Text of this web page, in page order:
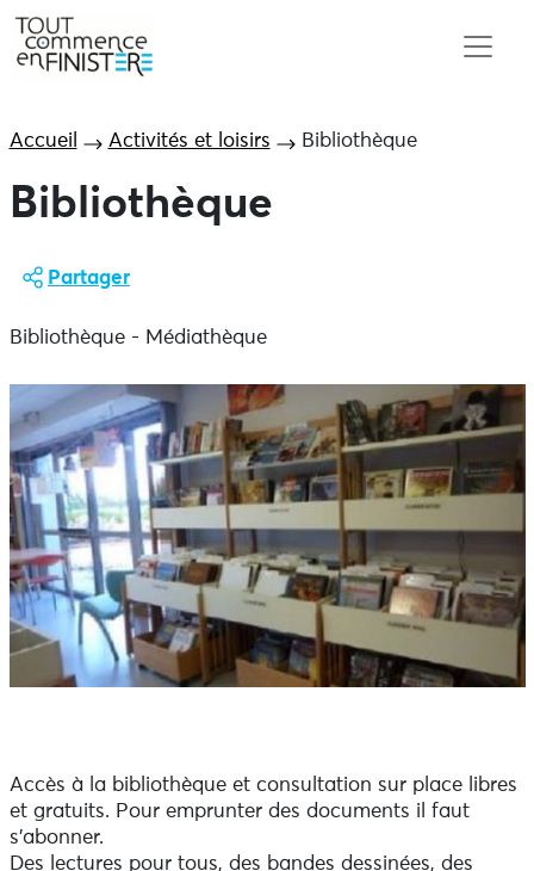
Accueil Activités et loisirs Bibliothèque
Bibliothèque
Partager
Bibliothèque - Médiathèque
Accès à la bibliothèque et consultation sur place libres
et gratuits. Pour emprunter des documents il faut
s'abonner.
Des lectures pour tous, des bandes dessinées, des